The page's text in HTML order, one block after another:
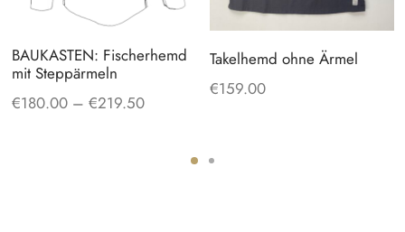
BAUKASTEN: Fischerhemd
mit Steppärmeln
€180.00 – €219.50Preisspanne:
Takelhemd ohne Ärmel
€159.00